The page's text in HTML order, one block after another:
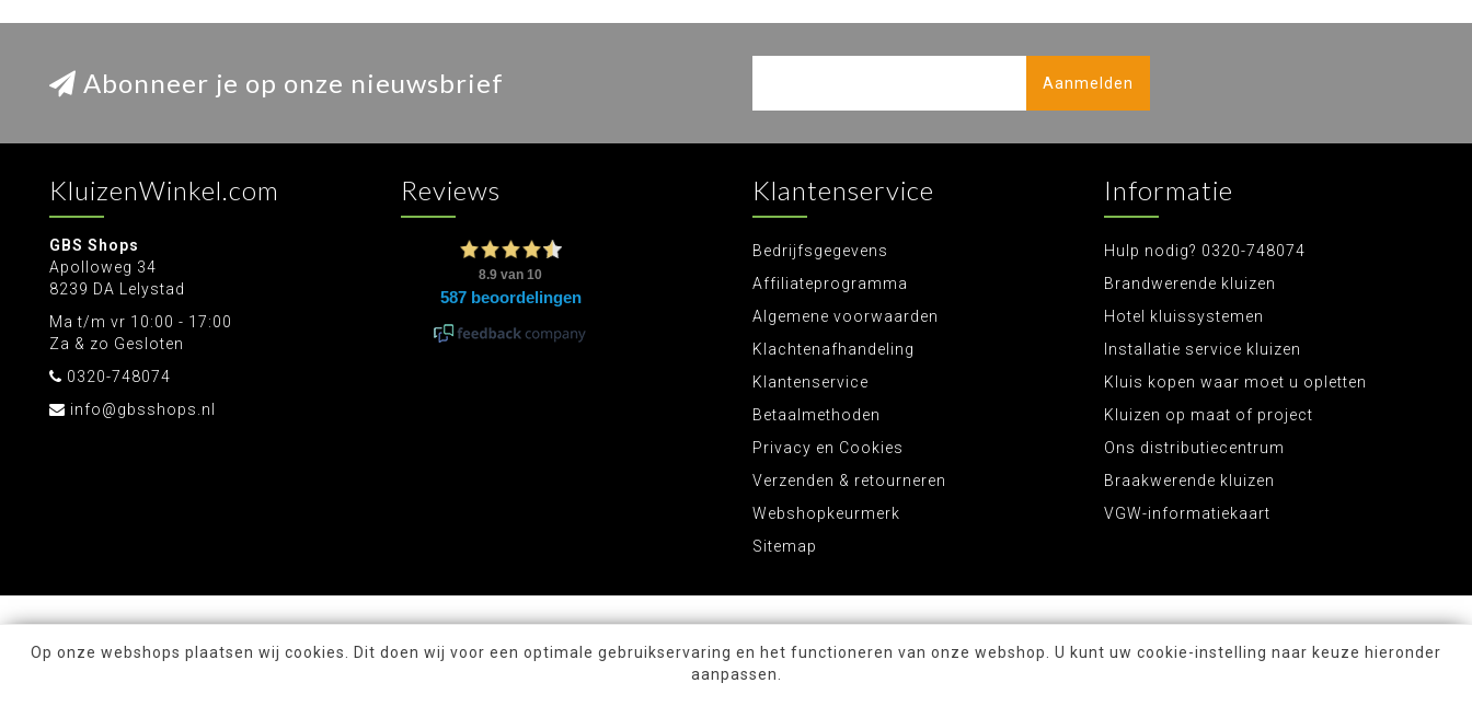
Abonneer je op onze nieuwsbrief Aanmelden
KluizenWinkel.com
GBS Shops
Apolloweg 34
8239 DA Lelystad
Ma t/m vr 10:00 - 17:00
Za & zo Gesloten
0320-748074
info@gbsshops.nl
Reviews Klantenservice
Bedrijfsgegevens
Affiliateprogramma
Algemene voorwaarden
Klachtenafhandeling
Klantenservice
Betaalmethoden
Privacy en Cookies
Verzenden & retourneren
Webshopkeurmerk
Sitemap
Informatie
Hulp nodig? 0320-748074
Brandwerende kluizen
Hotel kluissystemen
Installatie service kluizen
Kluis kopen waar moet u opletten
Kluizen op maat of project
Ons distributiecentrum
Braakwerende kluizen
VGW-informatiekaart
Op onze webshops plaatsen wij cookies. Dit doen wij voor een optimale gebruikservaring en het functioneren van onze webshop. U kunt uw cookie-instelling naar keuze hieronder
aanpassen.